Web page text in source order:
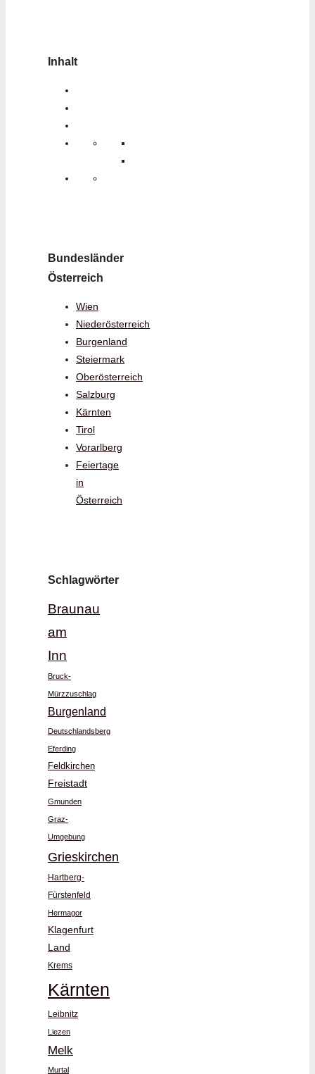
Inhalt
Bundesländer
Österreich
Wien
Niederösterreich
Burgenland
Steiermark
Oberösterreich
Salzburg
Kärnten
Tirol
Vorarlberg
Feiertage
in
Österreich
Schlagwörter
Braunau
am
Inn
Bruck-
Mürzzuschlag
Burgenland
Deutschlandsberg
Eferding
Feldkirchen
Freistadt
Gmunden
Graz-
Umgebung
Grieskirchen
Hartberg-
Fürstenfeld
Hermagor
Klagenfurt
Land
Krems
Kärnten
Leibnitz
Liezen
Melk
Murtal